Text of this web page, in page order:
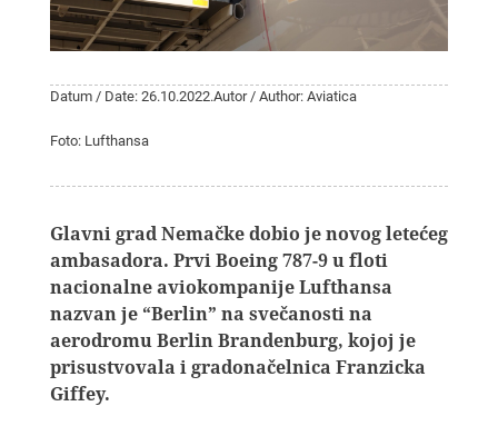
Datum / Date: 26.10.2022.Autor / Author: Aviatica
Foto: Lufthansa
Glavni grad Nemačke dobio je novog letećeg
ambasadora. Prvi Boeing 787-9 u floti
nacionalne aviokompanije Lufthansa
nazvan je “Berlin” na svečanosti na
aerodromu Berlin Brandenburg, kojoj je
prisustvovala i gradonačelnica Franzicka
Giffey.